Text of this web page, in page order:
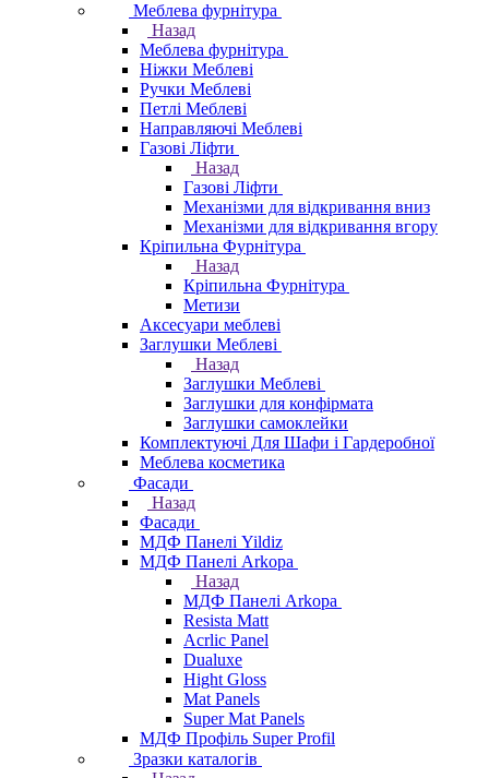
Меблева фурнітура
Назад
Меблева фурнітура
Ніжки Меблеві
Ручки Меблеві
Петлі Меблеві
Направляючі Меблеві
Газові Ліфти
Назад
Газові Ліфти
Механізми для відкривання вниз
Механізми для відкривання вгору
Кріпильна Фурнітура
Назад
Кріпильна Фурнітура
Метизи
Аксесуари меблеві
Заглушки Меблеві
Назад
Заглушки Меблеві
Заглушки для конфірмата
Заглушки самоклейки
Комплектуючі Для Шафи і Гардеробної
Меблева косметика
Фасади
Назад
Фасади
МДФ Панелі Yildiz
МДФ Панелі Arkopa
Назад
МДФ Панелі Arkopa
Resista Matt
Acrlic Panel
Dualuxe
Hight Gloss
Mat Panels
Super Mat Panels
МДФ Профіль Super Profil
Зразки каталогів